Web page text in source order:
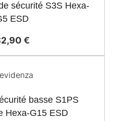
sécurité S3S Hexa-
ESD
€
basse S1PS
Hexa-G15 ESD